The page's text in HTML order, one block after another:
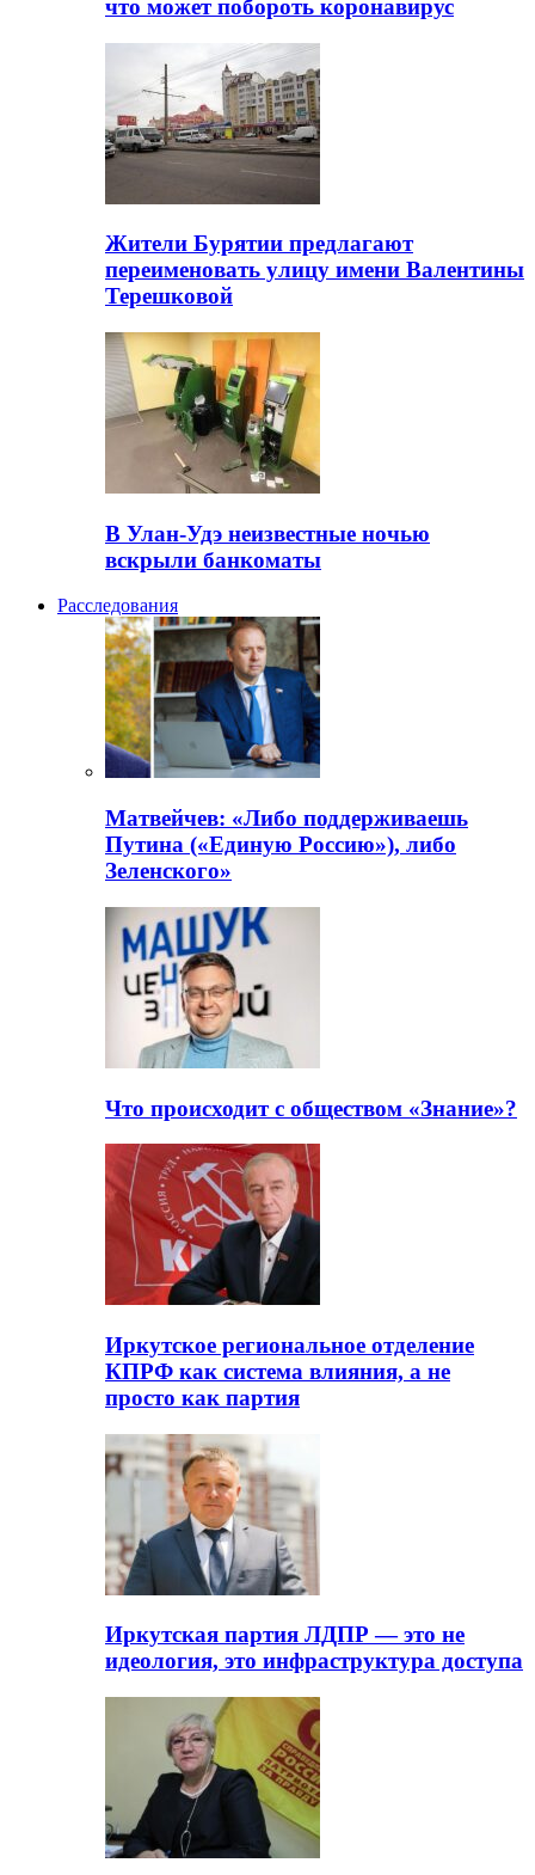
что может побороть коронавирус
Жители Бурятии предлагают
переименовать улицу имени Валентины
Терешковой
В Улан-Удэ неизвестные ночью
вскрыли банкоматы
Расследования
Матвейчев: «Либо поддерживаешь
Путина («Единую Россию»), либо
Зеленского»
Что происходит с обществом «Знание»?
Иркутское региональное отделение
КПРФ как система влияния, а не
просто как партия
Иркутская партия ЛДПР — это не
идеология, это инфраструктура доступа